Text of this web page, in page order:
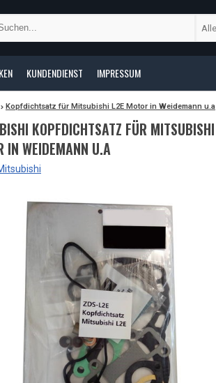
KUNDENDIENST IMPRESSUM
Kopfdichtsatz für Mitsubishi L2E Motor in Weidemann u.a
KOPFDICHTSATZ FÜR
IN WEIDEMANN U.A